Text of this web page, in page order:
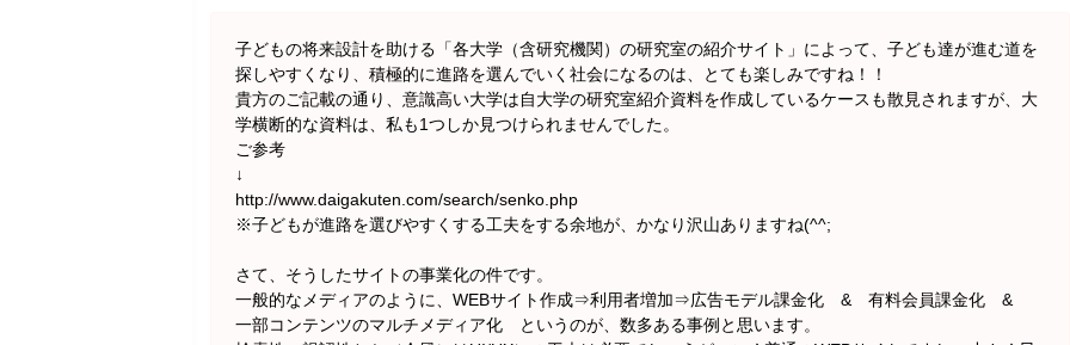
子どもの将来設計を助ける「各大学（含研究機関）の研究室の紹介サイト」によって、子ども達が進む道を
探しやすくなり、積極的に進路を選んでいく社会になるのは、とても楽しみですね！！
貴方のご記載の通り、意識高い大学は自大学の研究室紹介資料を作成しているケースも散見されますが、大
学横断的な資料は、私も1つしか見つけられませんでした。
ご参考
↓
http://www.daigakuten.com/search/senko.php
※子どもが進路を選びやすくする工夫をする余地が、かなり沢山ありますね(^^;
さて、そうしたサイトの事業化の件です。
一般的なメディアのように、WEBサイト作成⇒利用者増加⇒広告モデル課金化 & 有料会員課金化 &
一部コンテンツのマルチメディア化 というのが、数多ある事例と思います。